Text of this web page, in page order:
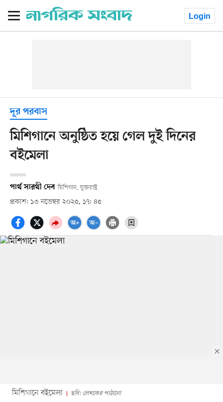
Login
দূর পরবাস
মিশিগানে অনুষ্ঠিত হয়ে গেল দুই দিনের
বইমেলা
পার্থ সারথী দেব মিশিগান, যুক্তরাষ্ট্র
প্রকাশ: ১৩ নভেম্বর ২০২৫, ১৭: ৪৫
মিশিগানে বইমেলা ছবি: লেখকের পাঠানো